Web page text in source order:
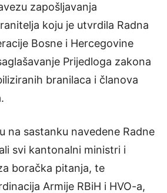
zapošljavanja
koju je utvrdila Radna
Bosne i Hercegovine
Prijedloga zakona
branilaca i članova
na sastanku navedene Radne
svi kantonalni ministri i
boračka pitanja, te
Armije RBiH i HVO-a,